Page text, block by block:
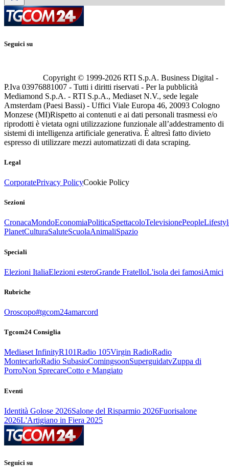
Seguici su
Copyright © 1999-2026 RTI S.p.A. Business Digital -
P.Iva 03976881007 - Tutti i diritti riservati - Per la pubblicità
Mediamond S.p.A. - RTI S.p.A., Mediaset N.V., sede legale
Amsterdam (Paesi Bassi) - Uffici Viale Europa 46, 20093 Cologno
Monzese (MI)Rispetto ai contenuti e ai dati personali trasmessi e/o
riprodotti è vietata ogni utilizzazione funzionale all’addestramento di
sistemi di intelligenza artificiale generativa. È altresì fatto divieto
espresso di utilizzare mezzi automatizzati di data scraping.
Legal
CorporatePrivacy PolicyCookie Policy
Sezioni
CronacaMondoEconomiaPoliticaSpettacoloTelevisionePeople
PlanetCulturaSaluteScuolaAnimaliSpazio
Speciali
Elezioni ItaliaElezioni esteroGrande FratelloL'isola dei famosiAmici
Rubriche
Oroscopo#tgcom24amarcord
Tgcom24 Consiglia
Mediaset InfinityR101Radio 105Virgin RadioRadio
MontecarloRadio SubasioComingsoonSuperguidatvZuppa di
PorroNon SprecareCotto e Mangiato
Eventi
Identità Golose 2026Salone del Risparmio 2026Fuorisalone
2026L'Artigiano in Fiera 2025
Seguici su